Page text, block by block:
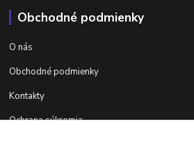
Obchodné podmienky
O nás
Obchodné podmienky
Kontakty
Ochrana súkromia